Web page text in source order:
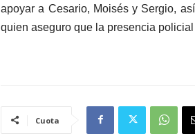
apoyar a Cesario, Moisés y Sergio,
quien aseguro que la presencia
Cuota